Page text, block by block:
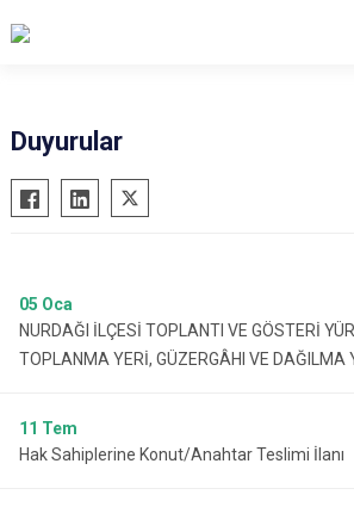
Araban
İslahiye
Nizip
Nurdağı
Oğuzeli
Şehitkamil
Duyurular
05 Oca
NURDAĞI İLÇESİ TOPLANTI VE GÖSTERİ
TOPLANMA YERİ, GÜZERGÂHI VE DAĞILMA
11 Tem
Hak Sahiplerine Konut/Anahtar Teslimi İlanı